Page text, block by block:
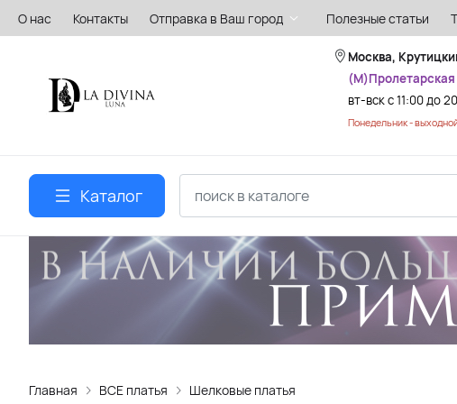
О нас Контакты Отправка в Ваш город Полезные статьи
Москва,
(М)Пролетарская
вт-вск с 11:00 до
Понедельник -
Каталог
Главная ВСЕ платья Шелковые платья